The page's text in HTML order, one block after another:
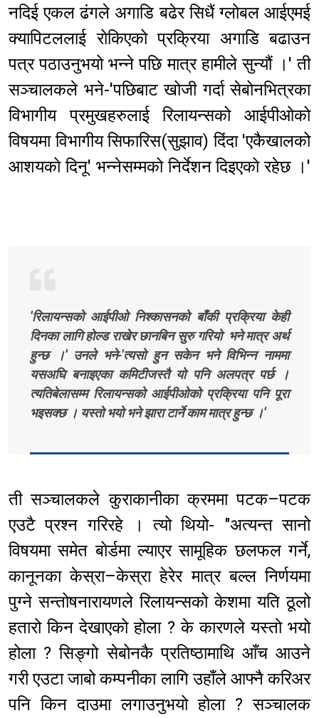
नदिई एकल ढंगले अगाडि बढेर सिधैं ग्लोबल आईएमई
क्यापिटललाई रोकिएको प्रक्रिया अगाडि बढाउन
पत्र पठाउनुभयो भन्ने पछि मात्र हामीले सुन्यौं ।' ती
सञ्चालकले भने-'पछिबाट खोजी गर्दा सेबोनभित्रका
विभागीय प्रमुखहरुलाई रिलायन्सको आईपीओको
विषयमा विभागीय सिफारिस(सुझाव) दिंदा 'एकैखालको
आशयको दिनू' भन्नेसम्मको निर्देशन दिइएको रहेछ ।'
'रिलायन्सको आईपीओ निश्कासनको बाँकी प्रक्रिया केही
दिनका लागि होल्ड राखेर छानबिन सुरु गरियो भने मात्र अर्थ
हुन्छ ।' उनले भने-'त्यसो हुन सकेन भने विभिन्न नाममा
यसअघि बनाइएका कमिटीजस्तै यो पनि अलपत्र पर्छ ।
त्यतिबेलासम्म रिलायन्सको आईपीओको प्रक्रिया पनि पूरा
भइसक्छ । यस्तो भयो भने झारा टार्ने काम मात्र हुन्छ ।'
ती सञ्चालकले कुराकानीका क्रममा पटक–पटक
एउटै प्रश्न गरिरहे । त्यो थियो- "अत्यन्त सानो
विषयमा समेत बोर्डमा ल्याएर सामूहिक छलफल गर्ने,
कानूनका केस्रा–केस्रा हेरेर मात्र बल्ल निर्णयमा
पुग्ने सन्तोषनारायणले रिलायन्सको केशमा यति ठूलो
हतारो किन देखाएको होला ? के कारणले यस्तो भयो
होला ? सिङ्गो सेबोनकै प्रतिष्ठामाथि आँच आउने
गरी एउटा जाबो कम्पनीका लागि उहाँले आफ्नै करिअर
पनि किन दाउमा लगाउनुभयो होला ? सञ्चालक